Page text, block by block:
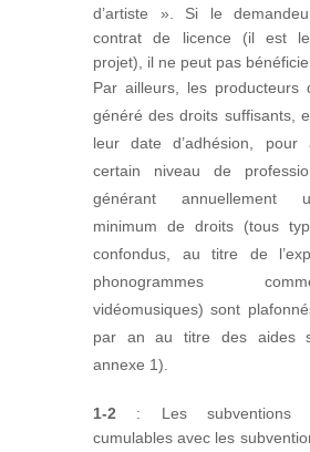
d’artiste ». Si le
contrat de licence (il est
projet), il ne peut pas
Par ailleurs, les producteurs
généré des droits suffisants,
leur date d’adhésion, pour
certain niveau de
générant annuellement
minimum de droits (tous
confondus, au titre de
phonogrammes
vidéomusiques) sont
par an au titre des aides
annexe 1).
1-2 : Les subventions
cumulables avec les